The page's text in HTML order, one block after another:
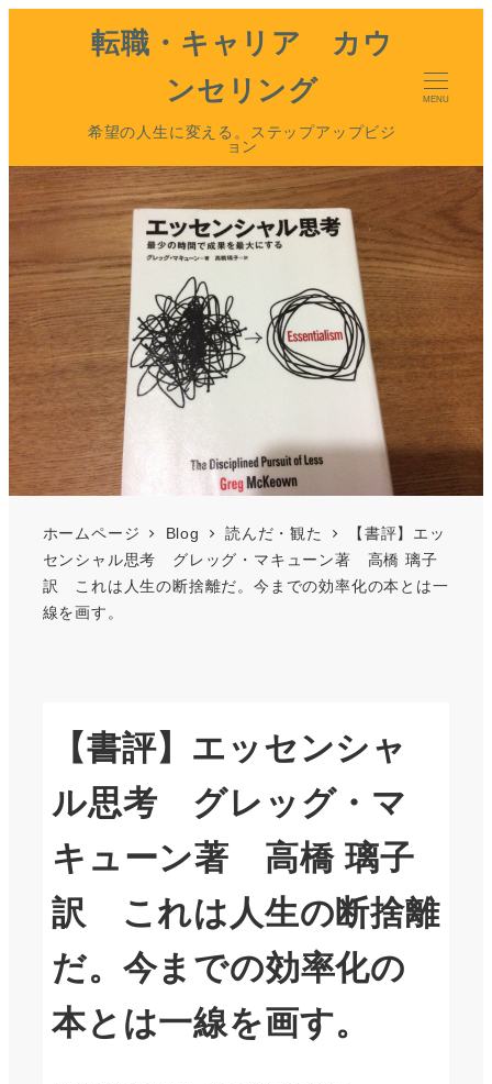
転職・キャリア カウ
ンセリング
希望の人生に変える。ステップアップビジ
ョン
MENU
ホームページ Blog 読んだ・観た
【書評】エッ
センシャル思考 グレッグ・マキューン著 高橋 璃子
訳 これは人生の断捨離だ。今までの効率化の本とは一
線を画す。
【書評】エッセンシャ
ル思考 グレッグ・マ
キューン著 高橋 璃子
訳 これは人生の断捨離
だ。今までの効率化の
本とは一線を画す。